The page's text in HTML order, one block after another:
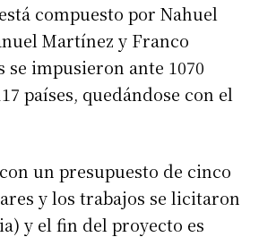
compuesto por Nahuel
Martínez y Franco
se impusieron ante 1070
países, quedándose con el
un presupuesto de cinco
y los trabajos se licitaron
y el fin del proyecto es